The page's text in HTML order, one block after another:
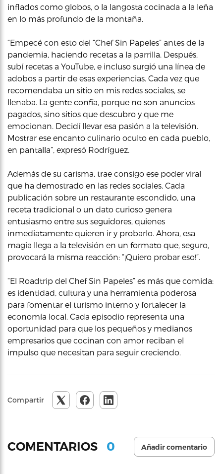
inflados como globos, o la langosta cocinada a la leña
en lo más profundo de la montaña.
“Empecé con esto del “Chef Sin Papeles” antes de la
pandemia, haciendo recetas a la parrilla. Después,
subí recetas a YouTube, e incluso surgió una línea de
adobos a partir de esas experiencias. Cada vez que
recomendaba un sitio en mis redes sociales, se
llenaba. La gente confía, porque no son anuncios
pagados, sino sitios que descubro y que me
emocionan. Decidí llevar esa pasión a la televisión.
Mostrar ese encanto culinario oculto en cada pueblo,
en pantalla”, expresó Rodríguez.
Además de su carisma, trae consigo ese poder viral
que ha demostrado en las redes sociales. Cada
publicación sobre un restaurante escondido, una
receta tradicional o un dato curioso genera
entusiasmo entre sus seguidores, quienes
inmediatamente quieren ir y probarlo. Ahora, esa
magia llega a la televisión en un formato que, seguro,
provocará la misma reacción: “¡Quiero probar eso!”.
“El Roadtrip del Chef Sin Papeles” es más que comida:
es identidad, cultura y una herramienta poderosa
para fomentar el turismo interno y fortalecer la
economía local. Cada episodio representa una
oportunidad para que los pequeños y medianos
empresarios que cocinan con amor reciban el
impulso que necesitan para seguir creciendo.
Compartir
COMENTARIOS 0 Añadir comentario